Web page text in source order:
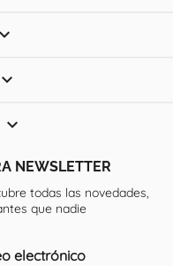



NEWSLETTER
todas las novedades,
que nadie
electrónico